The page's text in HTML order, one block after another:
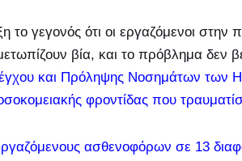
γεγονός ότι οι εργαζόμενοι στην
βία, και το πρόβλημα δεν
και Πρόληψης Νοσημάτων των
φροντίδας που
ασθενοφόρων σε 13